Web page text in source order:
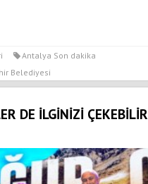
Antalya Son dakika
Belediyesi
DE İLGİNİZİ ÇEKEBİLİR